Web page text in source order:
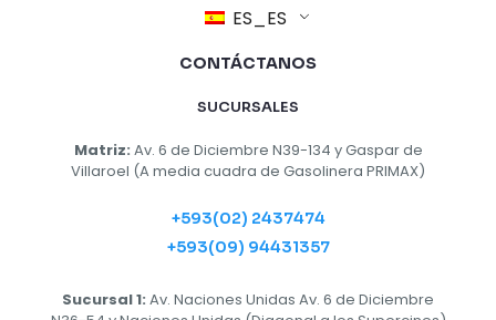
ES_ES
CONTÁCTANOS
SUCURSALES
Matriz: Av. 6 de Diciembre N39-134 y Gaspar de
Villaroel (A media cuadra de Gasolinera PRIMAX)
+593(02) 2437474
+593(09) 94431357
Sucursal 1: Av. Naciones Unidas Av. 6 de Diciembre